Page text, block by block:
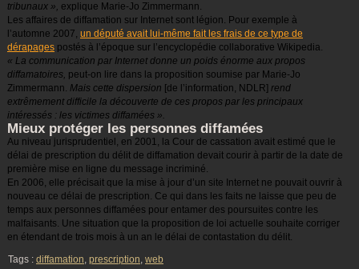
tribunaux », explique Marie-Jo Zimmermann.
Les affaires de diffamation sur Internet sont légion. Pour exemple à
l’automne 2007, un député avait lui-même fait les frais de ce type de
dérapages postés à l’époque sur l’encyclopédie collaborative Wikipedia.
« La communication par Internet donne un poids énorme aux propos
diffamatoires, peut-on lire dans la proposition soumise par Marie-Jo
Zimmermann. Mais cette dispersion [de l’information, NDLR] rend
extrêmement difficile la découverte de ces propos par les principaux
intéressés : les victimes diffamées ».
Mieux protéger les personnes diffamées
Au niveau jurisprudentiel, en 2001, la Cour de cassation avait estimé que le
délai de prescription du délit de diffamation devait courir à partir de la date de
première mise en ligne du message incriminé.
En 2006, elle précisait que la mise à jour d’un site Internet ne pouvait ouvrir à
nouveau ce délai de prescription. Ce qui dans les faits ne laisse que peu de
temps aux personnes diffamées pour entamer des poursuites contre les
malfaisants. Une situation que la proposition de loi actuelle souhaite corriger
en étendant de trois mois à un an le délai de contastation du délit.
Tags : diffamation, prescription, web